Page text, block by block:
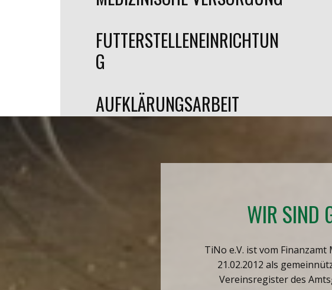
FUTTERSTELLENEINRICHTUN
G
AUFKLÄRUNGSARBEIT
WIR SIND
TiNo e.V. ist vom
21.02.2012 als
Vereinsregister des